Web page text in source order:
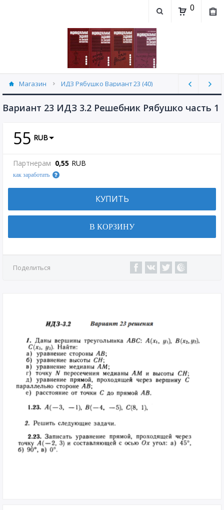
0
Магазин ИДЗ Рябушко Вариант 23 (40)
Вариант 23 ИДЗ 3.2 Решебник Рябушко часть 1
55 RUB
Партнерам 0,55 RUB
как заработать
КУПИТЬ
В КОРЗИНУ
Поделиться